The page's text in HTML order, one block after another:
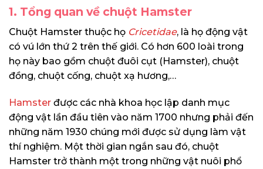
1. Tổng quan về chuột Hamster
Chuột Hamster thuộc họ Cricetidae, là họ động vật
có vú lớn thứ 2 trên thế giới. Có hơn 600 loài trong
họ này bao gồm chuột đuôi cụt (Hamster), chuột
đồng, chuột cống, chuột xạ hương,…
Hamster được các nhà khoa học lập danh mục
động vật lần đầu tiên vào năm 1700 nhưng phải đến
những năm 1930 chúng mới được sử dụng làm vật
thí nghiệm. Một thời gian ngắn sau đó, chuột
Hamster trở thành một trong những vật nuôi phổ